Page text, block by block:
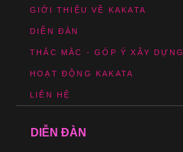
GIỚI THIỆU VỀ KAKATA
DIỄN ĐÀN
THẮC MẮC - GÓP Ý XÂY DỰNG
HOẠT ĐỘNG KAKATA
LIÊN HỆ
DIỄN ĐÀN